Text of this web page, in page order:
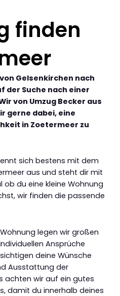
finden
Gelsenkirchen nach
der Suche nach einer
von Umzug Becker aus
gerne dabei, eine
in Zoetermeer zu
sich bestens mit dem
aus und steht dir mit
ob du eine kleine Wohnung
wir finden die passende
legen wir großen
Ansprüche
deine Wünsche
Ausstattung der
achten wir auf ein gutes
damit du innerhalb deines